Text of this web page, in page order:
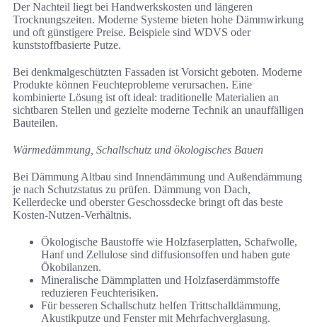
Der Nachteil liegt bei Handwerkskosten und längeren
Trocknungszeiten. Moderne Systeme bieten hohe Dämmwirkung
und oft günstigere Preise. Beispiele sind WDVS oder
kunststoffbasierte Putze.
Bei denkmalgeschützten Fassaden ist Vorsicht geboten. Moderne
Produkte können Feuchteprobleme verursachen. Eine
kombinierte Lösung ist oft ideal: traditionelle Materialien an
sichtbaren Stellen und gezielte moderne Technik an unauffälligen
Bauteilen.
Wärmedämmung, Schallschutz und ökologisches Bauen
Bei Dämmung Altbau sind Innendämmung und Außendämmung
je nach Schutzstatus zu prüfen. Dämmung von Dach,
Kellerdecke und oberster Geschossdecke bringt oft das beste
Kosten-Nutzen-Verhältnis.
Ökologische Baustoffe wie Holzfaserplatten, Schafwolle,
Hanf und Zellulose sind diffusionsoffen und haben gute
Ökobilanzen.
Mineralische Dämmplatten und Holzfaserdämmstoffe
reduzieren Feuchterisiken.
Für besseren Schallschutz helfen Trittschalldämmung,
Akustikputze und Fenster mit Mehrfachverglasung.